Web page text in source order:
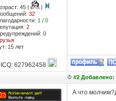
45 |
|
32
1 / 0
2
0
15 лет
ICQ: 627962458
#2 Добавлено:
А что